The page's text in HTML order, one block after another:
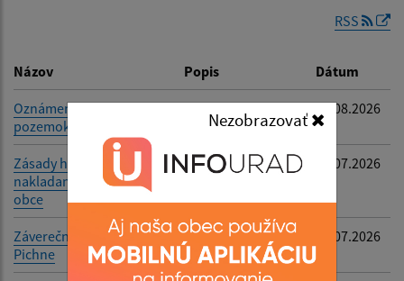
Nezobrazovať
Reset
RSS
Názov Popis Dátum
Oznámenie o vstupe na
pozemok
Verejná vyhláška 05.08.2026
Zásady hospodárenia a
nakladania s majetkom
obce
- 23.07.2026
Záverečný účet Obce
Pichne
- 23.07.2026